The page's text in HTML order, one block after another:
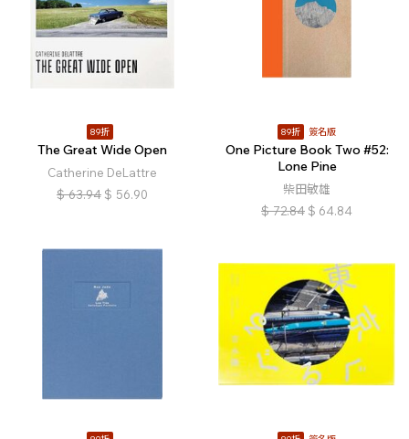
89折
The Great Wide Open
Catherine DeLattre
$ 63.94 $ 56.90
89折 簽名版
One Picture Book Two #52:
Lone Pine
柴田敏雄
$ 72.84 $ 64.84